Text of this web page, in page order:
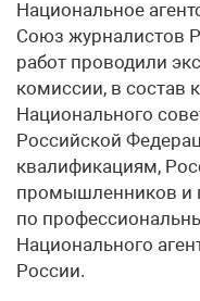
Национальное
Союз журналистов
работ проводили
комиссии, в состав
Национального
Российской
квалификациям,
промышленников и
по
Национального
России.